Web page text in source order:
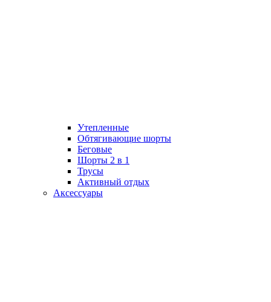
Утепленные
Обтягивающие шорты
Беговые
Шорты 2 в 1
Трусы
Активный отдых
Аксессуары